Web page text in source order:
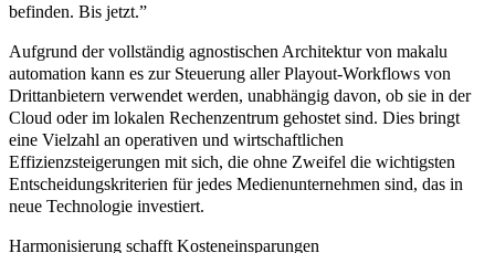
befinden. Bis jetzt.”
Aufgrund der vollständig agnostischen Architektur von makalu
automation kann es zur Steuerung aller Playout-Workflows von
Drittanbietern verwendet werden, unabhängig davon, ob sie in der
Cloud oder im lokalen Rechenzentrum gehostet sind. Dies bringt
eine Vielzahl an operativen und wirtschaftlichen
Effizienzsteigerungen mit sich, die ohne Zweifel die wichtigsten
Entscheidungskriterien für jedes Medienunternehmen sind, das in
neue Technologie investiert.
Harmonisierung schafft Kosteneinsparungen